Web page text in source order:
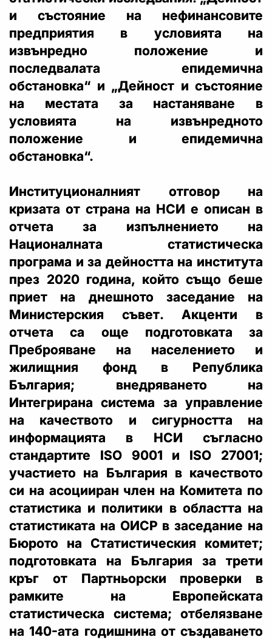
и състояние на нефинансовите
предприятия в условията на
извънредно положение и
последвалата епидемична
обстановка“ и „Дейност и състояние
на местата за настаняване в
условията на извънредното
положение и епидемична
обстановка“.
Институционалният отговор на
кризата от страна на НСИ е описан в
отчета за изпълнението на
Националната статистическа
програма и за дейността на института
през 2020 година, който също беше
приет на днешното заседание на
Министерския съвет. Акценти в
отчета са още подготовката за
Преброяване на населението и
жилищния фонд в Република
България; внедряването на
Интегрирана система за управление
на качеството и сигурността на
информацията в НСИ съгласно
стандартите ISO 9001 и ISO 27001;
участието на България в качеството
си на асоцииран член на Комитета по
статистика и политики в областта на
статистиката на ОИСР в заседание на
Бюрото на Статистическия комитет;
подготовката на България за трети
кръг от Партньорски проверки в
рамките на Европейската
статистическа система; отбелязване
на 140-ата годишнина от създаването